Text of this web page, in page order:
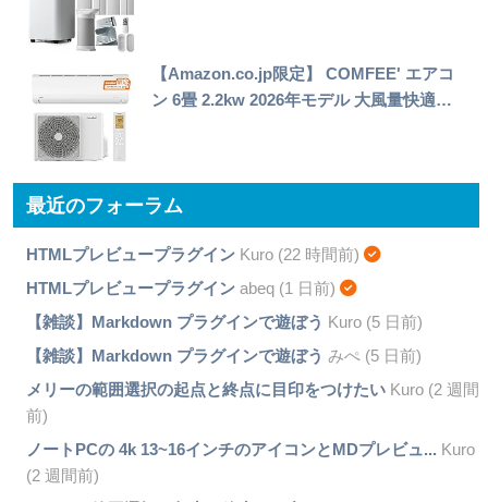
【Amazon.co.jp限定】 COMFEE' エアコ
ン 6畳 2.2kw 2026年モデル 大風量快適…
最近のフォーラム
HTMLプレビュープラグインKuro (22 時間前)
HTMLプレビュープラグインabeq (1 日前)
【雑談】Markdown プラグインで遊ぼう Kuro (5 日前)
【雑談】Markdown プラグインで遊ぼう みぺ (5 日前)
メリーの範囲選択の起点と終点に目印をつけたいKuro (2 週間
前)
ノートPCの 4k 13~16インチのアイコンとMDプレビュ... Kuro
(2 週間前)